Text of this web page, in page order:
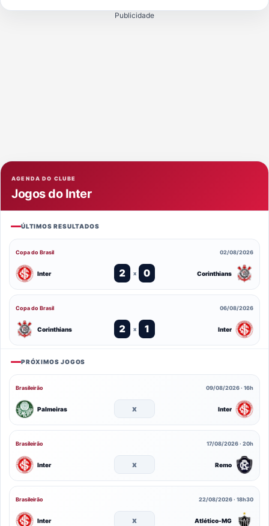
Publicidade
AGENDA DO CLUBE
Jogos do Inter
ÚLTIMOS RESULTADOS
Copa do Brasil 02/08/2026
Inter 2 x 0 Corinthians
Copa do Brasil 06/08/2026
Corinthians 2 x 1 Inter
PRÓXIMOS JOGOS
Brasileirão 09/08/2026 · 16h
Palmeiras x Inter
Brasileirão 17/08/2026 · 20h
Inter x Remo
Brasileirão 22/08/2026 · 18h30
Inter x Atlético-MG